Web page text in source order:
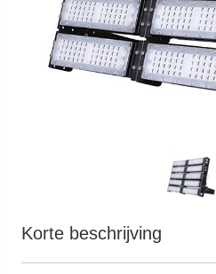
Korte beschrijving